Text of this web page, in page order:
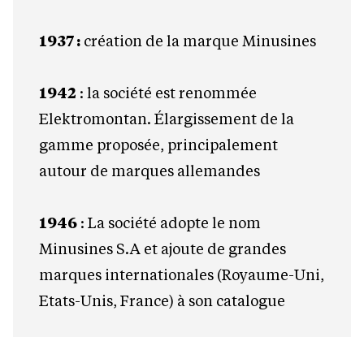
1937 : création de la marque Minusines
1942 : la société est renommée
Elektromontan. Élargissement de la
gamme proposée, principalement
autour de marques allemandes
1946 : La société adopte le nom
Minusines S.A et ajoute de grandes
marques internationales (Royaume-Uni,
Etats-Unis, France) à son catalogue